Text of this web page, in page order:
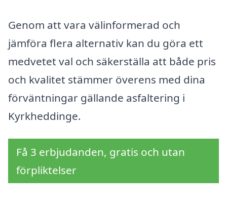
Genom att vara välinformerad och
jämföra flera alternativ kan du göra ett
medvetet val och säkerställa att både pris
och kvalitet stämmer överens med dina
förväntningar gällande asfaltering i
Kyrkheddinge.
Få 3 erbjudanden, gratis och utan
förpliktelser